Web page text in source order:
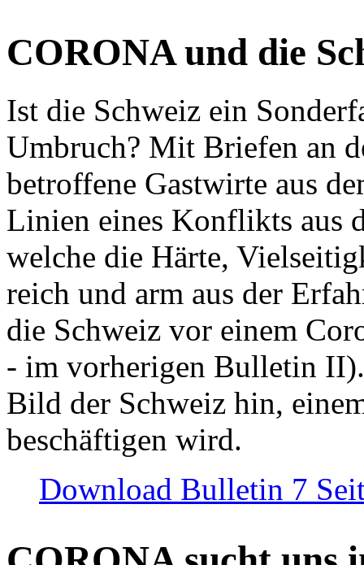
CORONA und die
Ist die Schweiz ein
Umbruch? Mit Briefen an
betroffene Gastwirte aus
Linien eines Konflikts aus
welche die Härte,
reich und arm aus der
die Schweiz vor einem
- im vorherigen Bulletin
Bild der Schweiz hin,
beschäftigen wird.
Download Bulletin 7